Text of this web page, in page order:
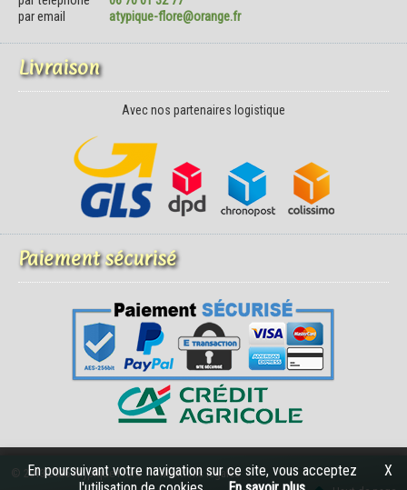
par email
atypique-flore@orange.fr
Livraison
Avec nos partenaires logistique
Paiement sécurisé
© 2013-2026 Atypique Flore -Mentions légales
En poursuivant votre navigation sur ce site, vous acceptez
X